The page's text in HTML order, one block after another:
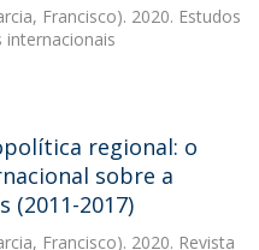
Francisco). 2020. Estudos
internacionais
regional: o
sobre a
(2011-2017)
Francisco). 2020. Revista